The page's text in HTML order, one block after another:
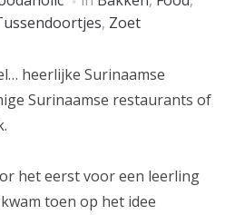
, Zoet
heerlijke Surinaamse
Surinaamse restaurants of
het eerst voor een leerling
toen op het idee